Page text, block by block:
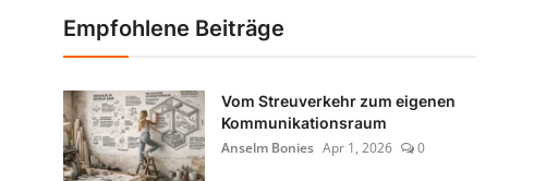
Empfohlene Beiträge
Vom Streuverkehr zum eigenen
Kommunikationsraum
Anselm Bonies Apr 1, 2026 0